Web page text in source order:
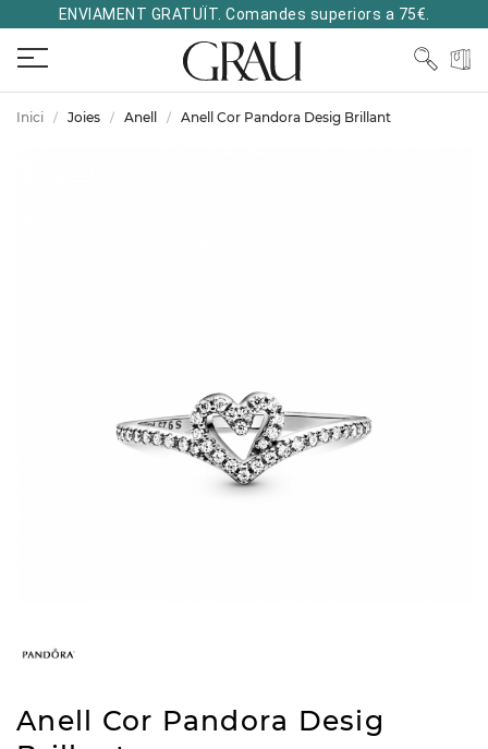
ENVIAMENT GRATUÏT. Comandes superiors a 75€.
Inici Joies Anell Anell Cor Pandora Desig Brillant
Anell Cor Pandora Desig